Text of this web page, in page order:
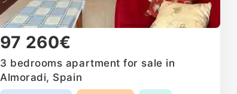
97 260€
3 bedrooms apartment for sale in
Almoradi, Spain